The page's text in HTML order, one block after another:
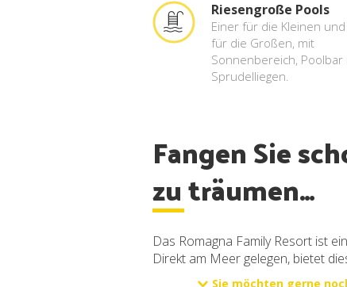
Riesengroße Pools
Einer für die Kleinen
für die Großen, mit
Sonnenbereich, Poolbar
Sprudelliegen.
Fangen Sie
zu träumen…
Das Romagna Family Resort ist
Direkt am Meer gelegen, bietet
Sie möchten gerne